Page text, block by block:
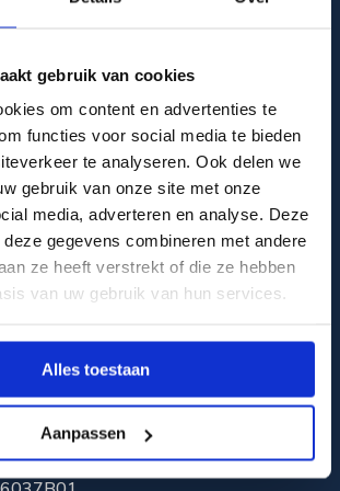
gebruik van cookies
om content en advertenties te
functies voor social media te bieden
te analyseren. Ook delen we
gebruik van onze site met onze
media, adverteren en analyse. Deze
gegevens combineren met andere
ze heeft verstrekt of die ze hebben
van uw gebruik van hun services.
Alles toestaan
Aanpassen
- Odd.Bot - Runderweg 6, 8219 PK,
and Invoice details
B.V.
B, 3029 AL, ROTTERDAM
Odd.Bot B.V.
details
& Research B.V.